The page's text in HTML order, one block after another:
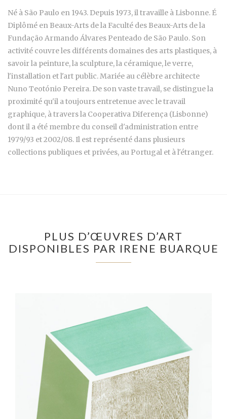
Né à São Paulo en 1943. Depuis 1973, il travaille à Lisbonne. É
Diplômé en Beaux-Arts de la Faculté des Beaux-Arts de la
Fundação Armando Álvares Penteado de São Paulo. Son
activité couvre les différents domaines des arts plastiques, à
savoir la peinture, la sculpture, la céramique, le verre,
l'installation et l'art public. Mariée au célèbre architecte
Nuno Teotónio Pereira. De son vaste travail, se distingue la
proximité qu'il a toujours entretenue avec le travail
graphique, à travers la Cooperativa Diferença (Lisbonne)
dont il a été membre du conseil d'administration entre
1979/93 et 2002/08. Il est représenté dans plusieurs
collections publiques et privées, au Portugal et à l'étranger.
PLUS D’ŒUVRES D’ART
DISPONIBLES PAR IRENE BUARQUE